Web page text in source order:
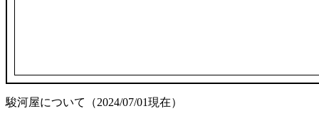
駿河屋について（2024/07/01現在）